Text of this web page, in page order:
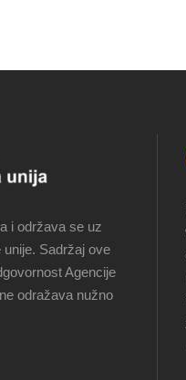
i održava se uz
Sadržaj ove
Agencije
odražava nužno